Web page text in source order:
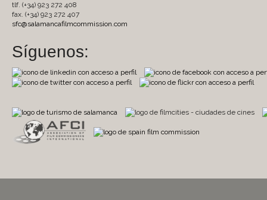
tlf. (+34) 923 272 408
fax. (+34) 923 272 407
sfc@salamancafilmcommission.com
Síguenos: